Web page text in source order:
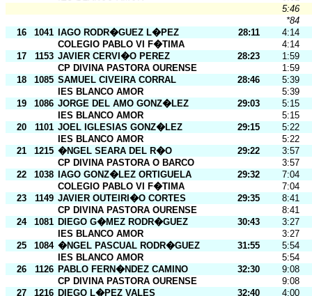
5:46
*84
16
1041 IAGO RODR�GUEZ L�PEZ 28:11
4:14
COLEGIO PABLO VI F�TIMA
4:14
17
1153 JAVIER CERVI�O PEREZ 28:23
1:59
CP DIVINA PASTORA OURENSE
1:59
18
1085 SAMUEL CIVEIRA CORRAL 28:46
5:39
IES BLANCO AMOR
5:39
19
1086 JORGE DEL AMO GONZ�LEZ 29:03
5:15
IES BLANCO AMOR
5:15
20
1101 JOEL IGLESIAS GONZ�LEZ 29:15
5:22
IES BLANCO AMOR
5:22
21
1215 �NGEL SEARA DEL R�O 29:22
3:57
CP DIVINA PASTORA O BARCO
3:57
22
1038 IAGO GONZ�LEZ ORTIGUELA 29:32
7:04
COLEGIO PABLO VI F�TIMA
7:04
23
1149 JAVIER OUTEIRI�O CORTES 29:35
8:41
CP DIVINA PASTORA OURENSE
8:41
24
1081 DIEGO G�MEZ RODR�GUEZ 30:43
3:27
IES BLANCO AMOR
3:27
25
1084 �NGEL PASCUAL RODR�GUEZ 31:55
5:54
IES BLANCO AMOR
5:54
26
1126 PABLO FERN�NDEZ CAMINO 32:30
9:08
CP DIVINA PASTORA OURENSE
9:08
27
1216 DIEGO L�PEZ VALES 32:40 4:00